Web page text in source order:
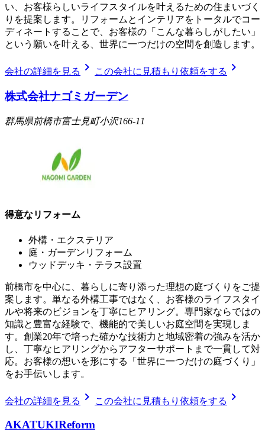
い、お客様らしいライフスタイルを叶えるための住まいづく
りを提案します。リフォームとインテリアをトータルでコー
ディネートすることで、お客様の「こんな暮らしがしたい」
という願いを叶える、世界に一つだけの空間を創造します。
会社の詳細を見る chevron_right この会社に見積もり依頼をする chevron_right
株式会社ナゴミガーデン
群馬県前橋市富士見町小沢166-11
得意なリフォーム
外構・エクステリア
庭・ガーデンリフォーム
ウッドデッキ・テラス設置
前橋市を中心に、暮らしに寄り添った理想の庭づくりをご提
案します。単なる外構工事ではなく、お客様のライフスタイ
ルや将来のビジョンを丁寧にヒアリング。専門家ならではの
知識と豊富な経験で、機能的で美しいお庭空間を実現しま
す。創業20年で培った確かな技術力と地域密着の強みを活か
し、丁寧なヒアリングからアフターサポートまで一貫して対
応。お客様の想いを形にする「世界に一つだけの庭づくり」
をお手伝いします。
会社の詳細を見る chevron_right この会社に見積もり依頼をする chevron_right
AKATUKIReform